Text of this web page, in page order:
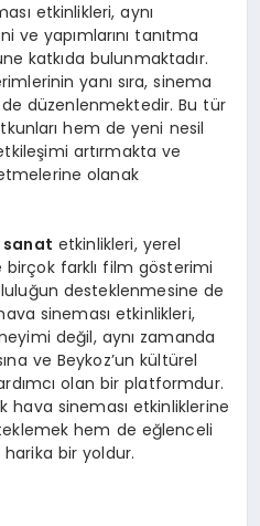
etkinlikleri, aynı
ve yapımlarını tanıtma
katkıda bulunmaktadır.
yanı sıra, sinema
düzenlenmektedir. Bu tür
hem de yeni nesil
artırmakta ve
olanak
sanat etkinlikleri, yerel
farklı film gösterimi
desteklenmesine de
sineması etkinlikleri,
değil, aynı zamanda
ve Beykoz’un kültürel
olan bir platformdur.
hava sineması etkinliklerine
hem de eğlenceli
bir yoldur.